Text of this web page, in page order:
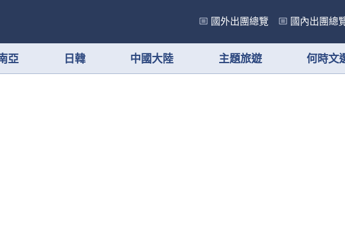
國外出團總覽 國內出團總
亞 日韓 中國大陸 主題旅遊 何時文